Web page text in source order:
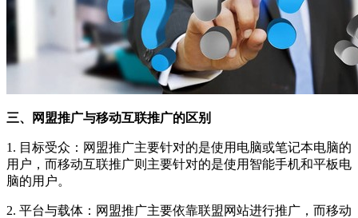
三、网盟推广与移动互联推广的区别
1. 目标受众：网盟推广主要针对的是使用电脑或笔记本电脑的
用户，而移动互联推广则主要针对的是使用智能手机和平板电
脑的用户。
2. 平台与载体：网盟推广主要依靠联盟网站进行推广，而移动